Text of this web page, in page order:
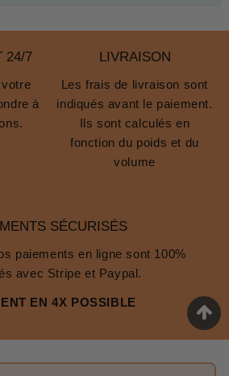
24/7
à
LIVRAISON
Les frais de livraison sont
indiqués avant le paiement.
Ils sont calculés en
fonction du poids et du
volume
SÉCURISÉS
paiements en ligne sont 100%
avec Stripe et Paypal.
EN 4X POSSIBLE